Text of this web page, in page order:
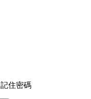
記住密碼